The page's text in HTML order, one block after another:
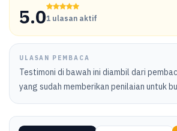
5.01 ulasan aktif
ULASAN PEMBACA
Testimoni di bawah ini diambil dari
yang sudah memberikan penilaian untuk